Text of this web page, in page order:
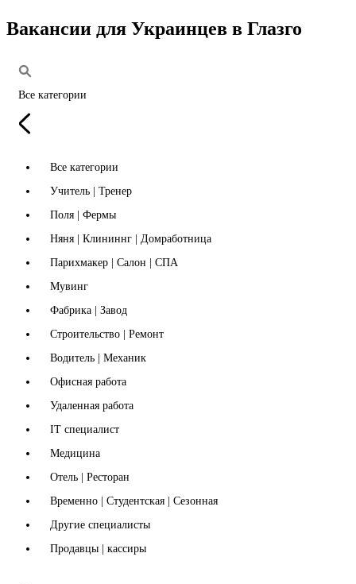
Вакансии для Украинцев в Глазго
Все категории
Все категории
Учитель | Тренер
Поля | Фермы
Няня | Клининнг | Домработница
Парихмакер | Салон | СПА
Мувинг
Фабрика | Завод
Строительство | Ремонт
Водитель | Механик
Офисная работа
Удаленная работа
IT специалист
Медицина
Отель | Ресторан
Временно | Студентская | Сезонная
Другие специалисты
Продавцы | кассиры